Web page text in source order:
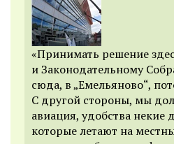
«Принимать решение
и Законодательному
сюда, в „Емельяново“,
С другой стороны, мы
авиация, удобства
которые летают на